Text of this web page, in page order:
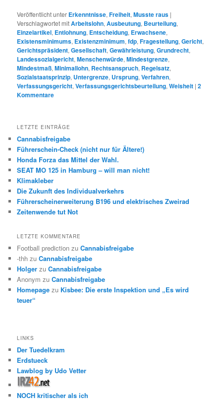
Veröffentlicht unter Erkenntnisse,Freiheit,Musste raus |
Verschlagwortet mitArbeitslohn,Ausbeutung, Beurteilung,
Einzelartikel, Entlohnung, Entscheidung, Erwachsene,
Existensminimums, Existenzminimum,fdp,Fragestellung,Gericht,
Gerichtspräsident,Gesellschaft,Gewährleistung,Grundrecht,
Landessozialgericht,Menschenwürde,Mindestgrenze,
Mindestmaß,Minimallohn, Rechtsanspruch, Regelsatz,
Sozialstaatsprinzip, Untergrenze, Ursprung,Verfahren,
Verfassungsgericht,Verfassungsgerichtsbeurteilung,Weisheit |2
Kommentare
LETZTE EINTRÄGE
Cannabisfreigabe
Führerschein-Check (nicht nur für Ältere!)
Honda Forza das Mittel der Wahl.
SEAT MO 125 in Hamburg – will man nicht!
Klimakleber
Die Zukunft des Individualverkehrs
Führerscheinerweiterung B196 und elektrisches Zweirad
Zeitenwende tut Not
LETZTE KOMMENTARE
Football prediction zuCannabisfreigabe
-thh zuCannabisfreigabe
Holger zuCannabisfreigabe
Anonym zuCannabisfreigabe
Homepage zu Kisbee: Die erste Inspektion und „Es wird
teuer“
LINKS
Der Tuedelkram
Erdstueck
Lawblog by Udo Vetter
NOCH kritischer als ich